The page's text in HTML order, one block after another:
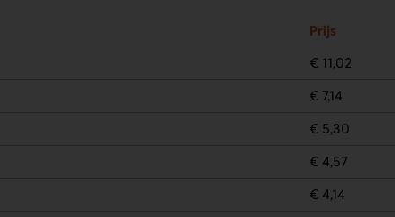
Prijs
€ 11,02
€ 7,14
€ 5,30
€ 4,57
€ 4,14